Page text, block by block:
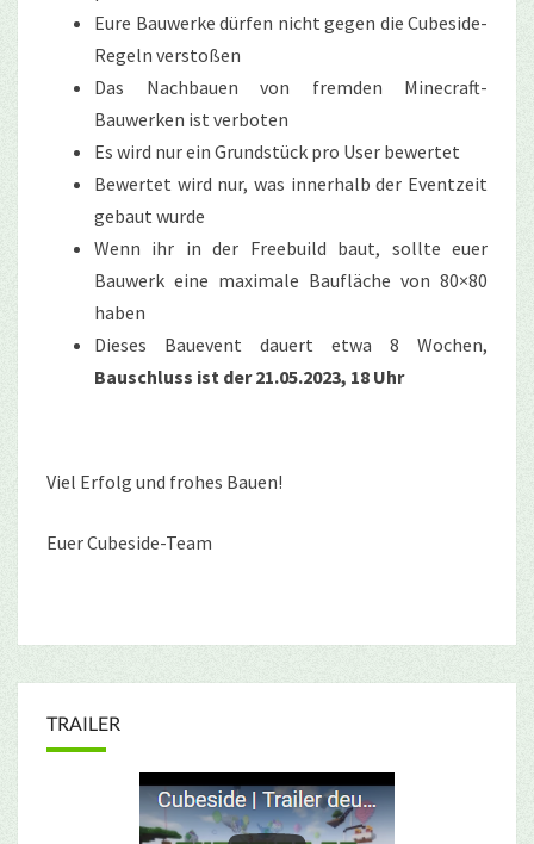
Eure Bauwerke dürfen nicht gegen die Cubeside-
Regeln verstoßen
Das Nachbauen von fremden Minecraft-
Bauwerken ist verboten
Es wird nur ein Grundstück pro User bewertet
Bewertet wird nur, was innerhalb der Eventzeit
gebaut wurde
Wenn ihr in der Freebuild baut, sollte euer
Bauwerk eine maximale Baufläche von 80×80
haben
Dieses Bauevent dauert etwa 8 Wochen,
Bauschluss ist der 21.05.2023, 18 Uhr
Viel Erfolg und frohes Bauen!
Euer Cubeside-Team
TRAILER